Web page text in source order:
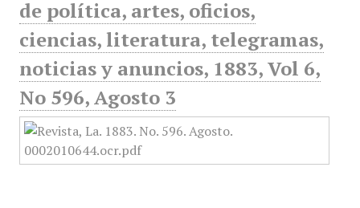
de política, artes, oficios,
ciencias, literatura, telegramas,
noticias y anuncios, 1883, Vol 6,
No 596, Agosto 3